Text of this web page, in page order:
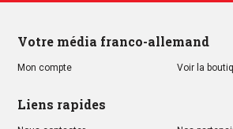
Votre média franco-allemand
Mon compte Voir la
Liens rapides